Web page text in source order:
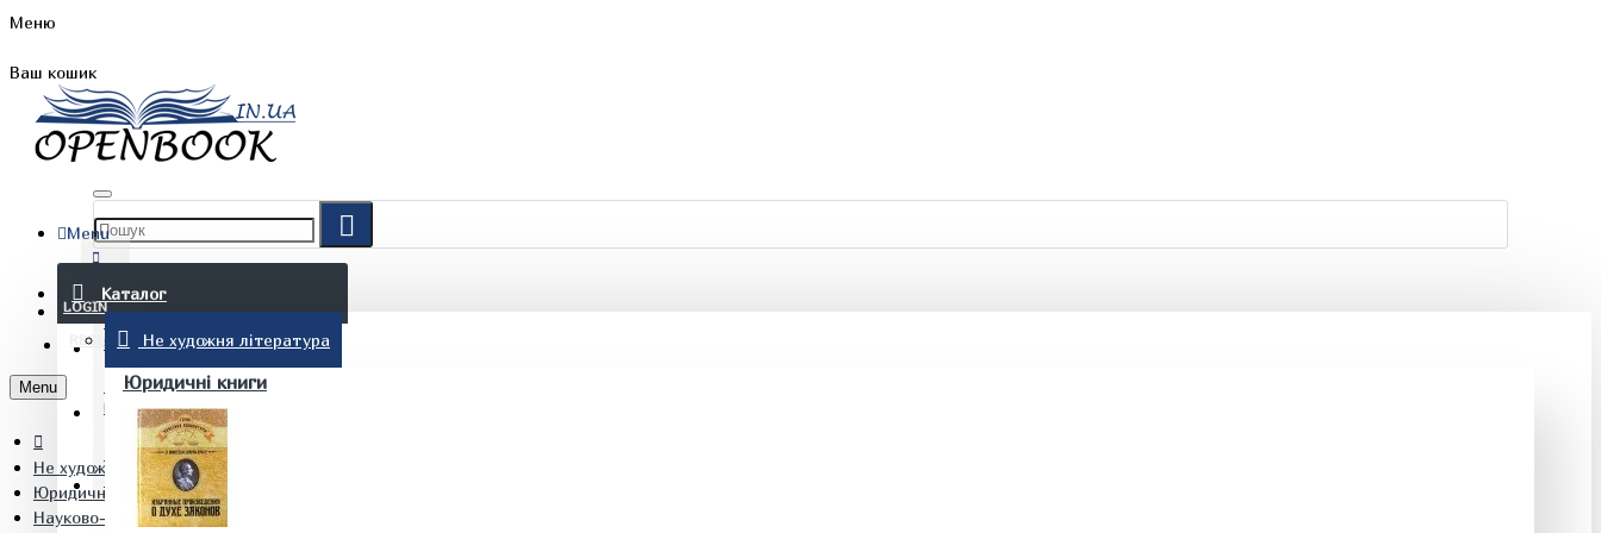
Меню
Ваш кошик
БЛОГ
КОНТАКТИ
(097) 015 28 90
Menu
Каталог
Не художня література
Юридичні книги
LOGIN
REGISTER
Menu
Не художня література
Юридичні книги
Науково-практичні юридичні книги